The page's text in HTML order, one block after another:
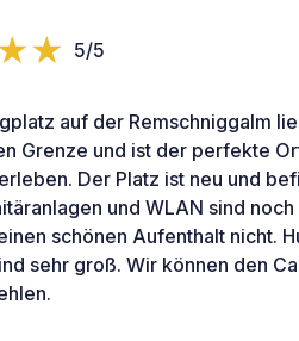
5/5
auf der Remschniggalm
Grenze und ist der perfekte
Der Platz ist neu und
und WLAN sind
schönen Aufenthalt nicht.
sehr groß. Wir können den